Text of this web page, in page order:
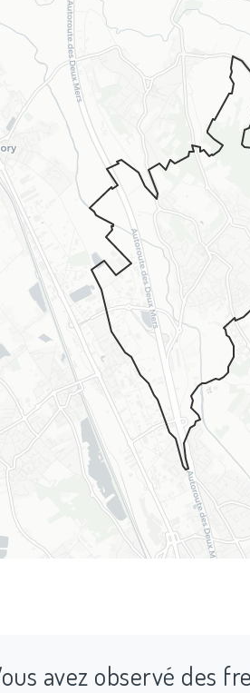
avez observé des